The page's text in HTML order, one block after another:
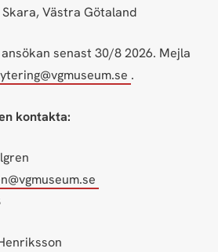
Skara, Västra Götaland
senast 30/8 2026. Mejla
.
kontakta: